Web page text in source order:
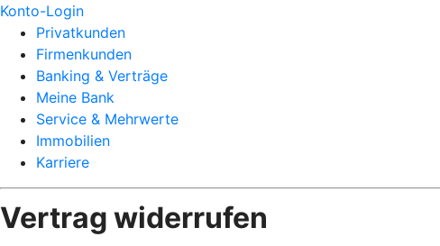
Konto-Login
Privatkunden
Firmenkunden
Banking & Verträge
Meine Bank
Service & Mehrwerte
Immobilien
Karriere
Vertrag widerrufen